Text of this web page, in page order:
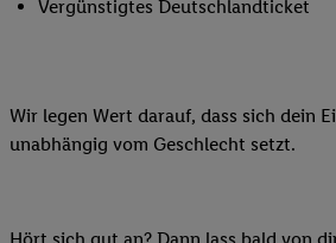
Vergünstigtes Deutschlandticket
Wir legen Wert darauf, dass sich dein
unabhängig vom Geschlecht setzt.
Hört sich gut an? Dann lass bald von